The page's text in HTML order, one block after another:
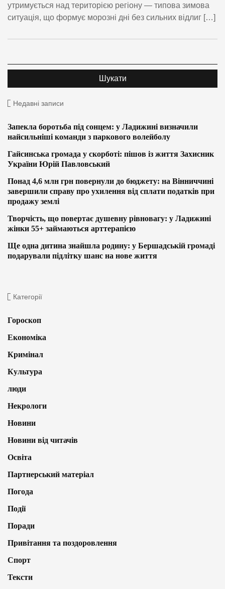
утримується над територією регіону — типова зимова
ситуація, що формує морозні дні без сильних відлиг […]
Недавні записи
Запекла боротьба під сонцем: у Ладижині визначили
найсильніші команди з паркового волейболу
Гайсинська громада у скорботі: пішов із життя Захисник
України Юрій Павловський
Понад 4,6 млн грн повернули до бюджету: на Вінниччині
завершили справу про ухилення від сплати податків при
продажу землі
Творчість, що повертає душевну рівновагу: у Ладижині
жінки 55+ займаються арттерапією
Ще одна дитина знайшла родину: у Бершадській громаді
подарували підлітку шанс на нове життя
Категорії
Гороскоп
Економіка
Кримінал
Культура
люди
Некрологи
Новини
Новини від читачів
Освіта
Партнерський матеріал
Погода
Події
Поради
Привітання та поздоровлення
Спорт
Тексти